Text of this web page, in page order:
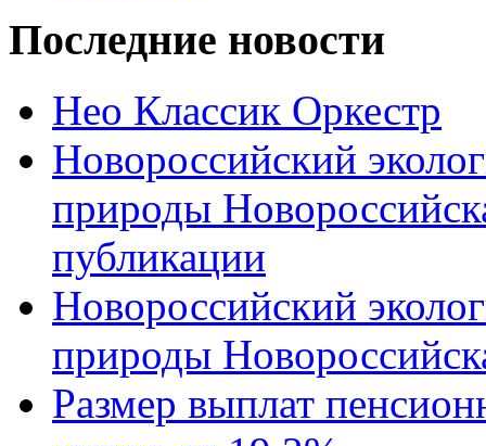
Последние новости
Нео Классик Оркестр
Новороссийский
природы
публикации
Новороссийский
природы
Размер выплат